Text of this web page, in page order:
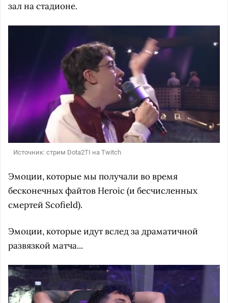
зал на стадионе.
Источник: стрим Dota2TI на Twitch
Эмоции, которые мы получали во время
бесконечных файтов Heroic (и бесчисленных
смертей Scofield).
Эмоции, которые идут вслед за драматичной
развязкой матча...